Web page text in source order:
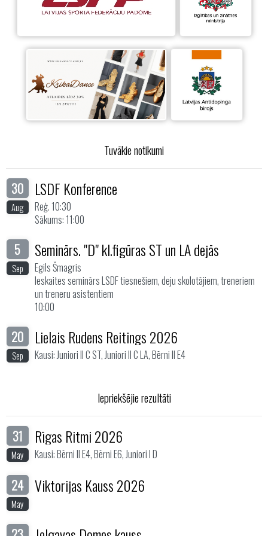
Tuvākie notikumi
30
Aug
LSDF Konference
Reģ. 10:30
Sākums: 11:00
5
Sep
Seminārs. "D" kl.figūras ST un LA dejās
Egils Šmagris
Ieskaites seminārs LSDF tiesnešiem, deju skolotājiem, treneriem
un treneru asistentiem
10:00
20
Sep
Lielais Rudens Reitings 2026
Kausi: Juniori II C ST, Juniori II C LA, Bērni II E4
Iepriekšējie rezultāti
31
May
Rīgas Ritmi 2026
Kausi: Bērni II E4, Bērni E6, Juniori I D
24
May
Viktorijas Kauss 2026